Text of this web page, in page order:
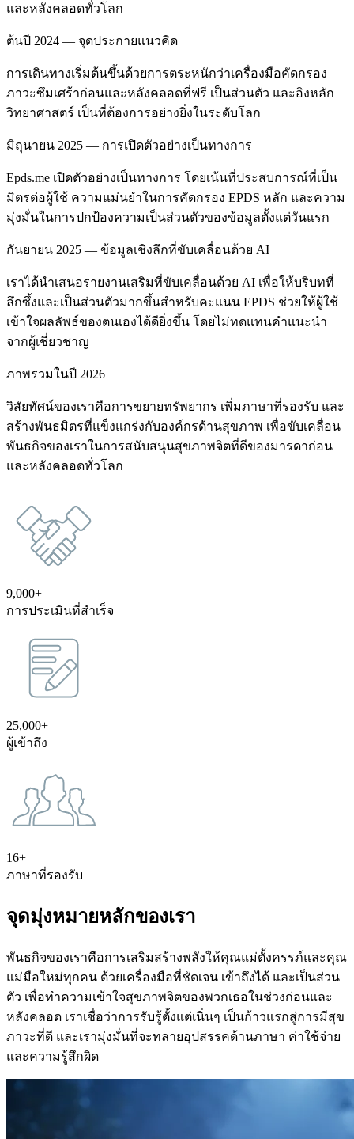
และหลังคลอดทั่วโลก
ต้นปี 2024 — จุดประกายแนวคิด
การเดินทางเริ่มต้นขึ้นด้วยการตระหนักว่าเครื่องมือคัดกรอง
ภาวะซึมเศร้าก่อนและหลังคลอดที่ฟรี เป็นส่วนตัว และอิงหลัก
วิทยาศาสตร์ เป็นที่ต้องการอย่างยิ่งในระดับโลก
มิถุนายน 2025 — การเปิดตัวอย่างเป็นทางการ
Epds.me เปิดตัวอย่างเป็นทางการ โดยเน้นที่ประสบการณ์ที่เป็น
มิตรต่อผู้ใช้ ความแม่นยำในการคัดกรอง EPDS หลัก และความ
มุ่งมั่นในการปกป้องความเป็นส่วนตัวของข้อมูลตั้งแต่วันแรก
กันยายน 2025 — ข้อมูลเชิงลึกที่ขับเคลื่อนด้วย AI
เราได้นำเสนอรายงานเสริมที่ขับเคลื่อนด้วย AI เพื่อให้บริบทที่
ลึกซึ้งและเป็นส่วนตัวมากขึ้นสำหรับคะแนน EPDS ช่วยให้ผู้ใช้
เข้าใจผลลัพธ์ของตนเองได้ดียิ่งขึ้น โดยไม่ทดแทนคำแนะนำ
จากผู้เชี่ยวชาญ
ภาพรวมในปี 2026
วิสัยทัศน์ของเราคือการขยายทรัพยากร เพิ่มภาษาที่รองรับ และ
สร้างพันธมิตรที่แข็งแกร่งกับองค์กรด้านสุขภาพ เพื่อขับเคลื่อน
พันธกิจของเราในการสนับสนุนสุขภาพจิตที่ดีของมารดาก่อน
และหลังคลอดทั่วโลก
9,000+
การประเมินที่สำเร็จ
25,000+
ผู้เข้าถึง
16+
ภาษาที่รองรับ
จุดมุ่งหมายหลักของเรา
พันธกิจของเราคือการเสริมสร้างพลังให้คุณแม่ตั้งครรภ์และคุณ
แม่มือใหม่ทุกคน ด้วยเครื่องมือที่ชัดเจน เข้าถึงได้ และเป็นส่วน
ตัว เพื่อทำความเข้าใจสุขภาพจิตของพวกเธอในช่วงก่อนและ
หลังคลอด เราเชื่อว่าการรับรู้ตั้งแต่เนิ่นๆ เป็นก้าวแรกสู่การมีสุข
ภาวะที่ดี และเรามุ่งมั่นที่จะทลายอุปสรรคด้านภาษา ค่าใช้จ่าย
และความรู้สึกผิด